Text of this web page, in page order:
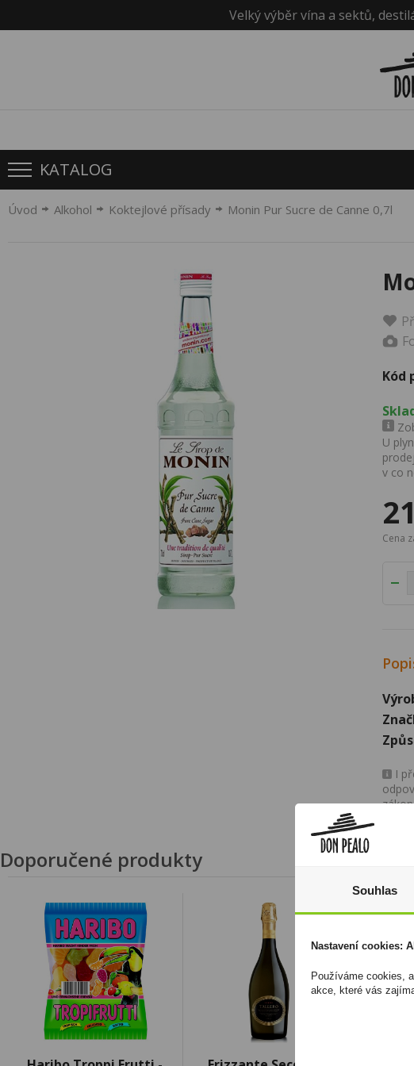
Velký výběr vína a sektů,
KATALOG
Úvod Alkohol Koktejlové přísady Monin Pur Sucre de Canne 0,7l
Kód
U
v co
Cena
I
Doporučené produkty
Souhlas
Nastavení cookies:
Používáme cookies,
akce, které vás